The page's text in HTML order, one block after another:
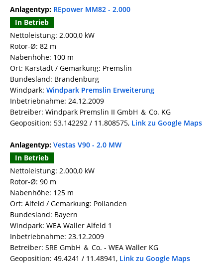
Anlagentyp: REpower MM82 - 2.000
In Betrieb
Nettoleistung: 2.000,0 kW
Rotor-Ø: 82 m
Nabenhöhe: 100 m
Ort: Karstädt / Gemarkung: Premslin
Bundesland: Brandenburg
Windpark: Windpark Premslin Erweiterung
Inbetriebnahme: 24.12.2009
Betreiber: Windpark Premslin II GmbH ＆ Co. KG
Geoposition: 53.142292 / 11.808575, Link zu Google Maps
Anlagentyp: Vestas V90 - 2.0 MW
In Betrieb
Nettoleistung: 2.000,0 kW
Rotor-Ø: 90 m
Nabenhöhe: 125 m
Ort: Alfeld / Gemarkung: Pollanden
Bundesland: Bayern
Windpark: WEA Waller Alfeld 1
Inbetriebnahme: 23.12.2009
Betreiber: SRE GmbH ＆ Co. - WEA Waller KG
Geoposition: 49.4241 / 11.48941, Link zu Google Maps